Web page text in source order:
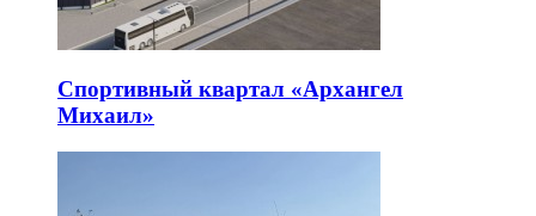
Спортивный квартал «Архангел
Михаил»